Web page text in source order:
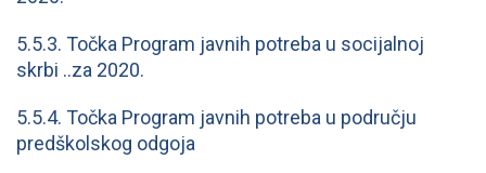
5.5.3. Točka Program javnih potreba u socijalnoj
skrbi ..za 2020.
5.5.4. Točka Program javnih potreba u području
predškolskog odgoja